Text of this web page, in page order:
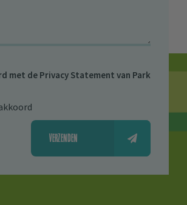
met de Privacy Statement van Park
VERZENDEN